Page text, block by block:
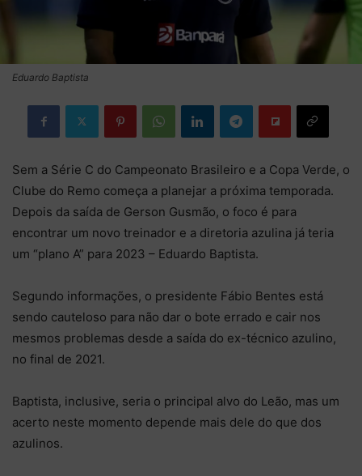
Eduardo Baptista
Sem a Série C do Campeonato Brasileiro e a Copa Verde, o
Clube do Remo começa a planejar a próxima temporada.
Depois da saída de Gerson Gusmão, o foco é para
encontrar um novo treinador e a diretoria azulina já teria
um “plano A” para 2023 – Eduardo Baptista.
Segundo informações, o presidente Fábio Bentes está
sendo cauteloso para não dar o bote errado e cair nos
mesmos problemas desde a saída do ex-técnico azulino,
no final de 2021.
Baptista, inclusive, seria o principal alvo do Leão, mas um
acerto neste momento depende mais dele do que dos
azulinos.